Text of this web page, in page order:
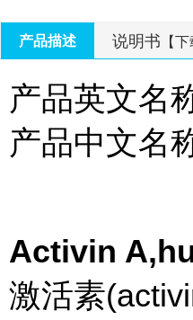
产品描述 说明书 【下
产品英文名
产品中文名
Activin
激活素